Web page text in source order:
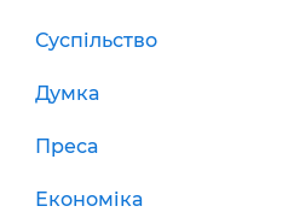
Суспільство
Думка
Преса
Економіка